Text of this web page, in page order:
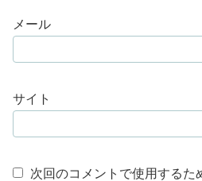
メール
サイト
次回のコメントで使用するた